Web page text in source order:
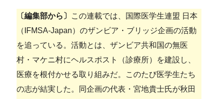
〔編集部から〕 この連載では、国際医学生連盟 日本
（IFMSA-Japan）のザンビア・ブリッジ企画の活動
を追っている。活動とは、ザンビア共和国の無医
村・マケニ村にヘルスポスト（診療所）を建設し、
医療を根付かせる取り組みだ。このたび医学生たち
の志が結実した。同企画の代表・宮地貴士氏が秋田